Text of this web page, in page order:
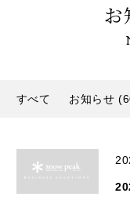
お
すべて お知らせ